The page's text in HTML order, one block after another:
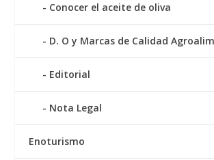
Conocer el aceite de oliva
D. O y Marcas de Calidad
Editorial
Nota Legal
Enoturismo